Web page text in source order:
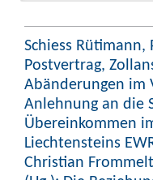
Schiess
Postvertrag,
Abänderungen im
Anlehnung an die
Übereinkommen
Liechtensteins
Christian